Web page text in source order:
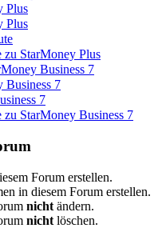
Plus
Plus
StarMoney Plus
Business 7
7
7
StarMoney Business 7
Forum erstellen.
in diesem Forum erstellen.
nicht ändern.
nicht löschen.